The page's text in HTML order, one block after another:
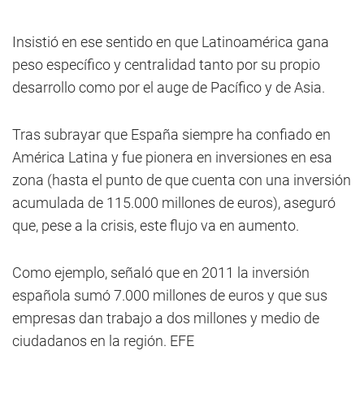
Insistió en ese sentido en que Latinoamérica gana
peso específico y centralidad tanto por su propio
desarrollo como por el auge de Pacífico y de Asia.
Tras subrayar que España siempre ha confiado en
América Latina y fue pionera en inversiones en esa
zona (hasta el punto de que cuenta con una inversión
acumulada de 115.000 millones de euros), aseguró
que, pese a la crisis, este flujo va en aumento.
Como ejemplo, señaló que en 2011 la inversión
española sumó 7.000 millones de euros y que sus
empresas dan trabajo a dos millones y medio de
ciudadanos en la región. EFE